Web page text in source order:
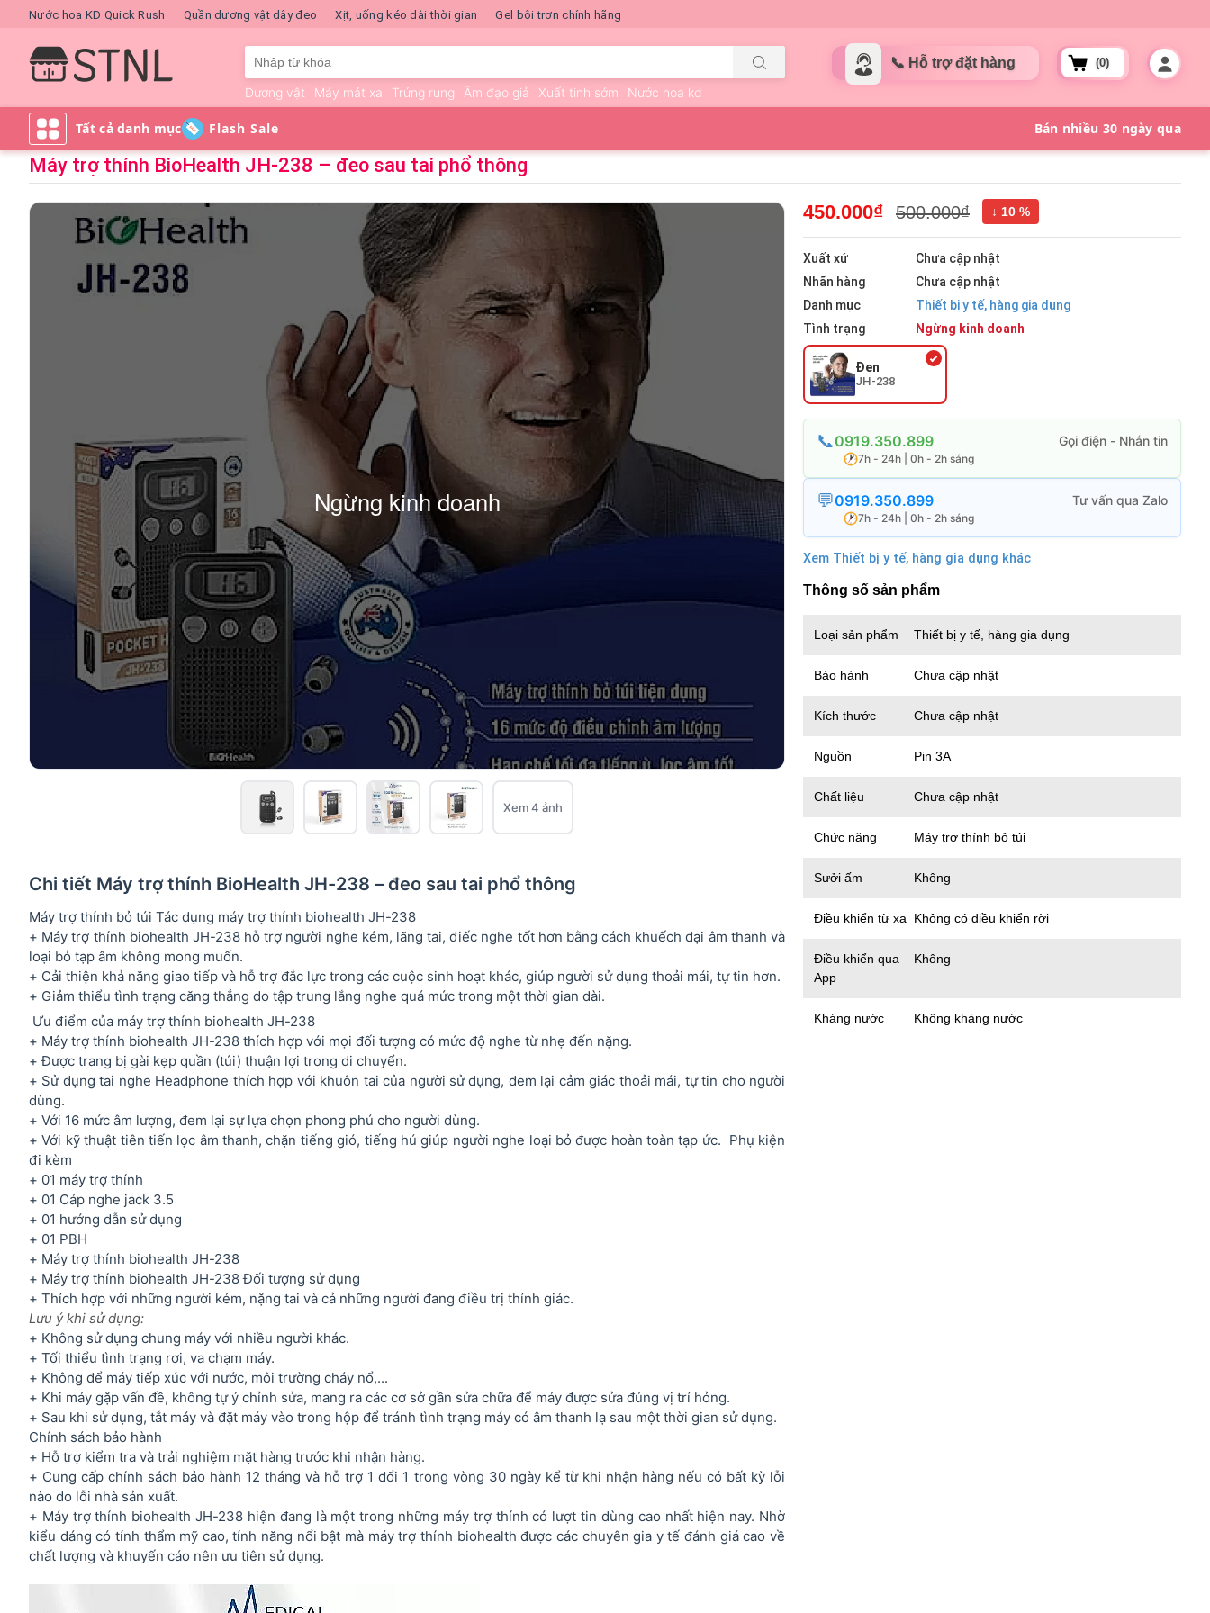
Nước hoa KD Quick Rush Quần dương vật dây đeo Xịt, uống kéo dài thời gian Gel bôi trơn chính hãng
Dương vật Máy mát xa Trứng rung Âm đạo giả Xuất tinh sớm Nước hoa kd
(0)
Flash Sale
Máy trợ thính BioHealth JH-238 – đeo sau tai phổ thông
Ngừng kinh doanh
Xem 4 ảnh
450.000₫ 500.000₫ ↓ 10 %
Xuất xứ
Chưa cập nhật
Nhãn hàng
Chưa cập nhật
Danh mục
Thiết bị y tế, hàng gia dụng
Tình trạng
Ngừng kinh doanh
Đen
JH-238
0919.350.899
7h - 24h | 0h - 2h sáng
0919.350.899
7h - 24h | 0h - 2h sáng
Xem Thiết bị y tế, hàng gia dụng khác
Thông số sản phẩm
Loại sản phẩm Thiết bị y tế, hàng gia dụng
Bảo hành Chưa cập nhật
Kích thước Chưa cập nhật
Nguồn Pin 3A
Chất liệu Chưa cập nhật
Chức năng Máy trợ thính bỏ túi
Sưởi ấm Không
Điều khiển từ xa Không có điều khiển rời
Điều khiển qua
App
Không
Kháng nước Không kháng nước
Chi tiết Máy trợ thính BioHealth JH-238 – đeo sau tai phổ thông
Máy trợ thính bỏ túi Tác dụng máy trợ thính biohealth JH-238
+ Máy trợ thính biohealth JH-238 hỗ trợ người nghe kém, lãng tai, điếc nghe tốt hơn bằng cách khuếch đại âm thanh và
loại bỏ tạp âm không mong muốn.
+ Cải thiện khả năng giao tiếp và hỗ trợ đắc lực trong các cuộc sinh hoạt khác, giúp người sử dụng thoải mái, tự tin hơn.
+ Giảm thiểu tình trạng căng thẳng do tập trung lắng nghe quá mức trong một thời gian dài.
Ưu điểm của máy trợ thính biohealth JH-238
+ Máy trợ thính biohealth JH-238 thích hợp với mọi đối tượng có mức độ nghe từ nhẹ đến nặng.
+ Được trang bị gài kẹp quần (túi) thuận lợi trong di chuyển.
+ Sử dụng tai nghe Headphone thích hợp với khuôn tai của người sử dụng, đem lại cảm giác thoải mái, tự tin cho người
dùng.
+ Với 16 mức âm lượng, đem lại sự lựa chọn phong phú cho người dùng.
+ Với kỹ thuật tiên tiến lọc âm thanh, chặn tiếng gió, tiếng hú giúp người nghe loại bỏ được hoàn toàn tạp ức. Phụ kiện
đi kèm
+ 01 máy trợ thính
+ 01 Cáp nghe jack 3.5
+ 01 hướng dẫn sử dụng
+ 01 PBH
+ Máy trợ thính biohealth JH-238
+ Máy trợ thính biohealth JH-238 Đối tượng sử dụng
+ Thích hợp với những người kém, nặng tai và cả những người đang điều trị thính giác.
Lưu ý khi sử dụng:
+ Không sử dụng chung máy với nhiều người khác.
+ Tối thiểu tình trạng rơi, va chạm máy.
+ Không để máy tiếp xúc với nước, môi trường cháy nổ,...
+ Khi máy gặp vấn đề, không tự ý chỉnh sửa, mang ra các cơ sở gần sửa chữa để máy được sửa đúng vị trí hỏng.
+ Sau khi sử dụng, tắt máy và đặt máy vào trong hộp để tránh tình trạng máy có âm thanh lạ sau một thời gian sử dụng.
Chính sách bảo hành
+ Hỗ trợ kiểm tra và trải nghiệm mặt hàng trước khi nhận hàng.
+ Cung cấp chính sách bảo hành 12 tháng và hỗ trợ 1 đổi 1 trong vòng 30 ngày kể từ khi nhận hàng nếu có bất kỳ lỗi
nào do lỗi nhà sản xuất.
+ Máy trợ thính biohealth JH-238 hiện đang là một trong những máy trợ thính có lượt tin dùng cao nhất hiện nay. Nhờ
kiểu dáng có tính thẩm mỹ cao, tính năng nổi bật mà máy trợ thính biohealth được các chuyên gia y tế đánh giá cao về
chất lượng và khuyến cáo nên ưu tiên sử dụng.